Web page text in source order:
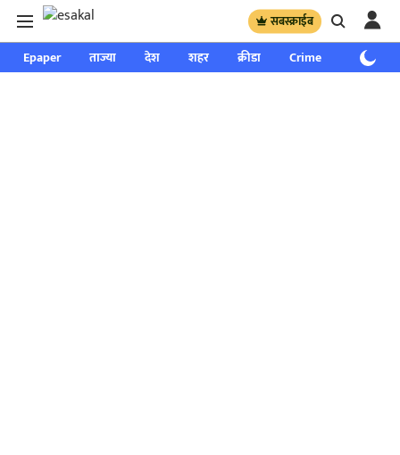
सबस्क्राईब
Epaper ताज्या देश शहर क्रीडा Crime साप्ताहिक